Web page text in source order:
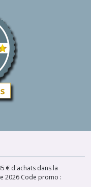
€ d'achats dans la
2026 Code promo :